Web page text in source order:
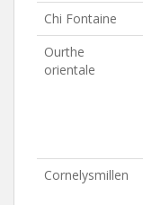
Chi Fontaine
Ourthe
orientale
Cornelysmillen